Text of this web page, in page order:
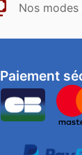
Nos
Paiement